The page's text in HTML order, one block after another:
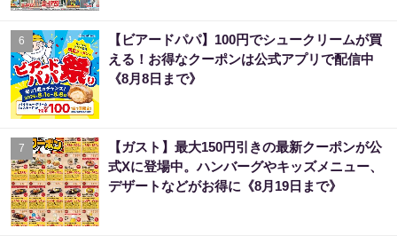
6
【ビアードパパ】100円でシュークリームが買
える！お得なクーポンは公式アプリで配信中
《8月8日まで》
7
【ガスト】最大150円引きの最新クーポンが公
式Xに登場中。ハンバーグやキッズメニュー、
デザートなどがお得に《8月19日まで》